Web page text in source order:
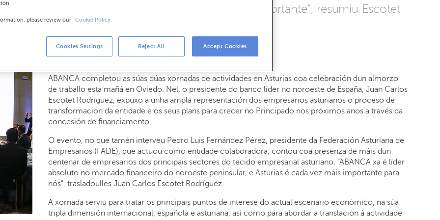
na zona noroeste, Asturias é cada vez máis importante”, resumiu Escotet
23-11-2017 NEGOCIO
ABANCA completou as súas dúas xornadas de actividades en Asturias coa celebración dun almorzo
de traballo esta mañá en Oviedo. Nel, o presidente do banco líder no noroeste de España, Juan Carlos
Escotet Rodríguez, expuxo a unha ampla representación dos empresarios asturianos o proceso de
transformación da entidade e os seus plans para crecer no Principado nos próximos anos a través da
concesión de financiamento.
O evento, no que tamén interveu Pedro Luis Fernández Pérez, presidente da Federación Asturiana de
Empresarios (FADE), que actuou como entidade colaboradora, contou coa presenza de máis dun
centenar de empresarios dos principais sectores do tecido empresarial asturiano. “ABANCA xa é líder
absoluto no mercado financeiro do noroeste peninsular, e Asturias é cada vez máis importante para
nós”, trasladoulles Juan Carlos Escotet Rodríguez.
A xornada serviu para tratar os principais puntos de interese do actual escenario económico, na súa
tripla dimensión internacional, española e asturiana, así como para abordar a translación á actividade
please review our Cookie Policy.
Cookies Settings Reject All Accept Cookies